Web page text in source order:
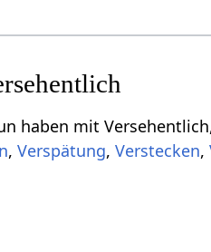
für dich von Interesse sein könnten, sind
, , ,